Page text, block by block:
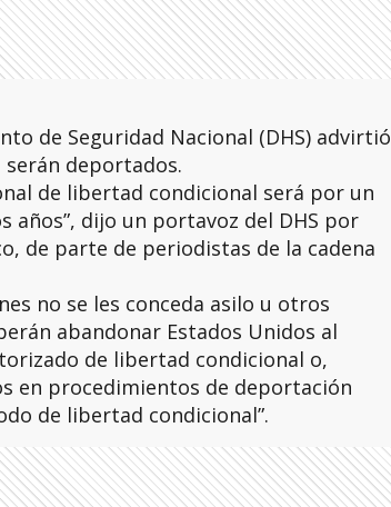
de Seguridad Nacional (DHS) advirtió
serán deportados.
de libertad condicional será por un
dijo un portavoz del DHS por
de parte de periodistas de la cadena
no se les conceda asilo u otros
abandonar Estados Unidos al
de libertad condicional o,
en procedimientos de deportación
de libertad condicional”.